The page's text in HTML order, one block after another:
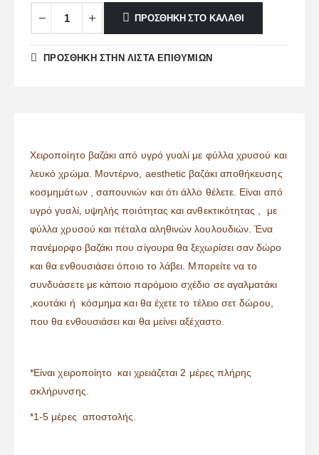
ΠΡΟΣΘΉΚΗ ΣΤΟ ΚΑΛΆΘΙ
ΠΡΌΣΘΉΚΗ ΣΤΗΝ ΛΊΣΤΑ ΕΠΙΘΥΜΙΏΝ
Χειροποίητο βαζάκι από υγρό γυαλί με φύλλα χρυσού και
λευκό χρώμα. Μοντέρνο, aesthetic βαζάκι αποθήκευσης
κοσμημάτων , σαπουνιών και ότι άλλο θέλετε. Είναι από
υγρό γυαλί, υψηλής ποιότητας και ανθεκτικότητας , με
φύλλα χρυσού και πέταλα αληθινών λουλουδιών. Ένα
πανέμορφο βαζάκι που σίγουρα θα ξεχωρίσει σαν δώρο
και θα ενθουσιάσει όποιο το λάβει. Μπορείτε να το
συνδυάσετε με κάποιο παρόμοιο σχέδιο σε αγαλματάκι
,κουτάκι ή κόσμημα και θα έχετε το τέλειο σετ δώρου,
που θα ενθουσιάσει και θα μείνει αξέχαστο.
*Είναι χειροποίητο και χρειάζεται 2 μέρες πλήρης
σκλήρυνσης.
*1-5 μέρες αποστολής.